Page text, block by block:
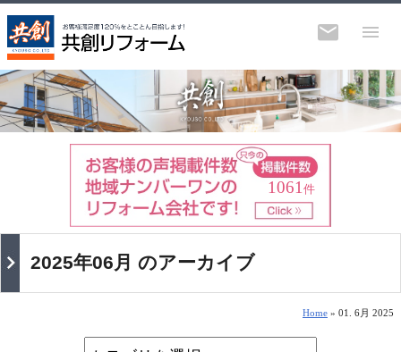
1061 件
2025年06月 のアーカイブ
Home » 01. 6月 2025